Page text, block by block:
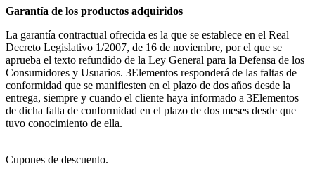
Garantía de los productos adquiridos
La garantía contractual ofrecida es la que se establece en el Real
Decreto Legislativo 1/2007, de 16 de noviembre, por el que se
aprueba el texto refundido de la Ley General para la Defensa de los
Consumidores y Usuarios. 3Elementos responderá de las faltas de
conformidad que se manifiesten en el plazo de dos años desde la
entrega, siempre y cuando el cliente haya informado a 3Elementos
de dicha falta de conformidad en el plazo de dos meses desde que
tuvo conocimiento de ella.
Cupones de descuento.